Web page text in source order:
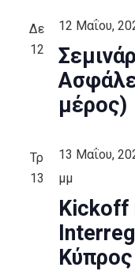
Δε
12
μέρος)
12 Μαΐου,
Τρ
13
Kickoff
Κύπρος
13 Μαΐου,
μμ